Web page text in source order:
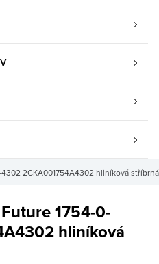
2CKA001754A4302 hliníková stříbrná
1754-0-
hliníková